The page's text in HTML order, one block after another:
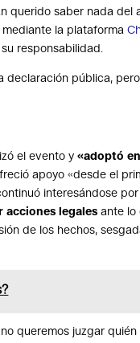
querido saber nada del
mediante la plataforma
responsabilidad.
pública,
el evento y«adoptó
apoyo «desde el
interesándose
acciones legales ante lo
de los hechos,
queremos juzgar